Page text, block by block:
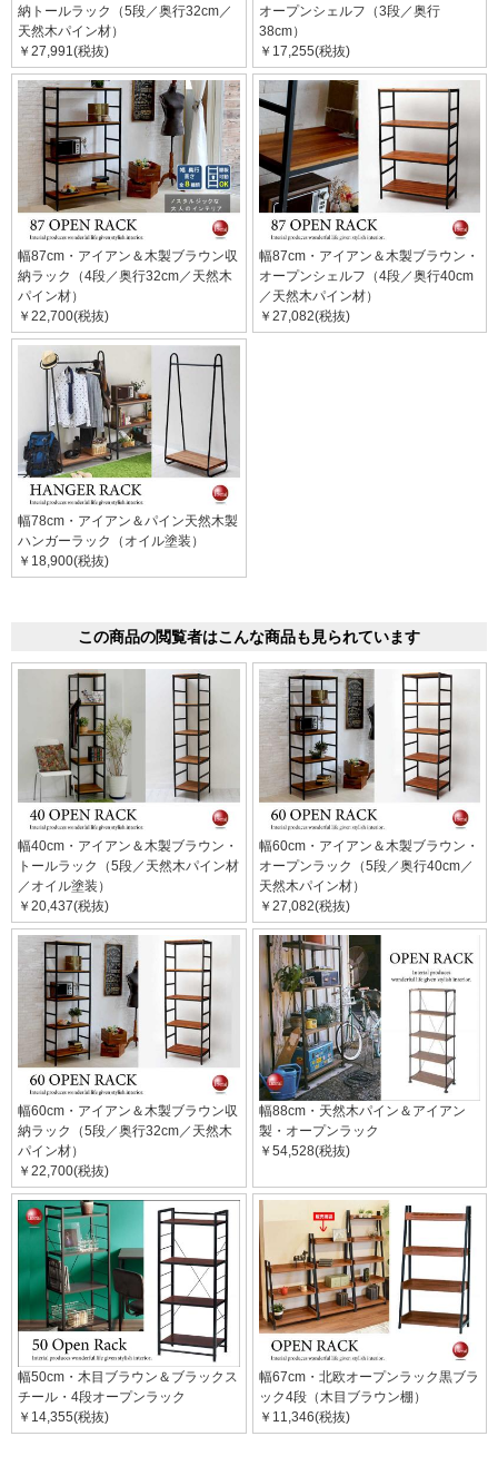
納トールラック（5段／奥行32cm／
天然木パイン材）
￥27,991(税抜)
オープンシェルフ（3段／奥行
38cm）
￥17,255(税抜)
幅87cm・アイアン＆木製ブラウン収
納ラック（4段／奥行32cm／天然木
パイン材）
￥22,700(税抜)
幅87cm・アイアン＆木製ブラウン・
オープンシェルフ（4段／奥行40cm
／天然木パイン材）
￥27,082(税抜)
幅78cm・アイアン＆パイン天然木製
ハンガーラック（オイル塗装）
￥18,900(税抜)
この商品の閲覧者はこんな商品も見られています
幅40cm・アイアン＆木製ブラウン・
トールラック（5段／天然木パイン材
／オイル塗装）
￥20,437(税抜)
幅60cm・アイアン＆木製ブラウン・
オープンラック（5段／奥行40cm／
天然木パイン材）
￥27,082(税抜)
幅60cm・アイアン＆木製ブラウン収
納ラック（5段／奥行32cm／天然木
パイン材）
￥22,700(税抜)
幅88cm・天然木パイン＆アイアン
製・オープンラック
￥54,528(税抜)
幅50cm・木目ブラウン＆ブラックス
チール・4段オープンラック
￥14,355(税抜)
幅67cm・北欧オープンラック黒ブラ
ック4段（木目ブラウン棚）
￥11,346(税抜)